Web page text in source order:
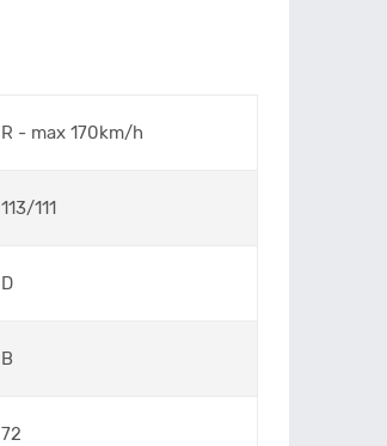
R - max 170km/h
113/111
D
B
72